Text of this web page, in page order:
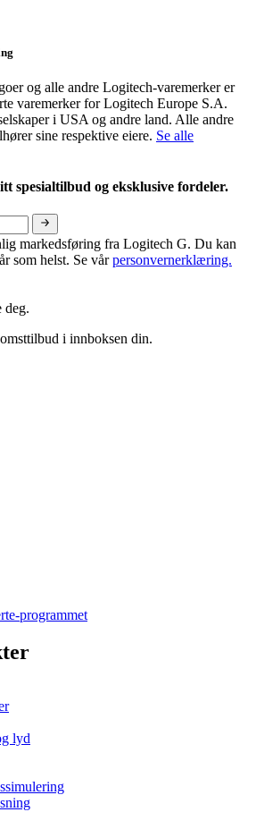
og alle andre Logitech-varemerker er
varemerker for Logitech Europe S.A.
i USA og andre land. Alle andre
sine respektive eiere. Se alle
spesialtilbud og eksklusive fordeler.
markedsføring fra Logitech G. Du kan
som helst. Se vårpersonvernerklæring.
deg.
i innboksen din.
programmet
lyd